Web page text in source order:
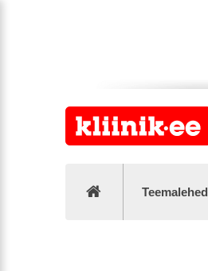
Teemalehed